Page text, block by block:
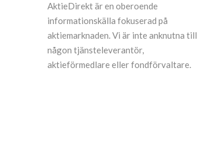
AktieDirekt är en oberoende
informationskälla fokuserad på
aktiemarknaden. Vi är inte anknutna till
någon tjänsteleverantör,
aktieförmedlare eller fondförvaltare.